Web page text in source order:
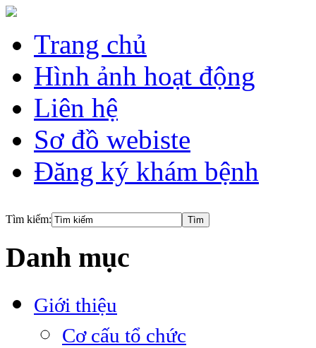
Trang chủ
Hình ảnh hoạt động
Liên hệ
Sơ đồ webiste
Đăng ký khám bệnh
Tìm kiếm:
Danh mục
Giới thiệu
Cơ cấu tổ chức